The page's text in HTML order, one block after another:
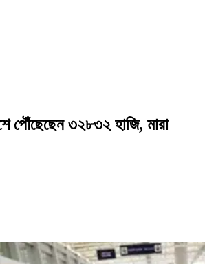
পৌঁছেছেন ৩২৮৩২ হাজি, মারা